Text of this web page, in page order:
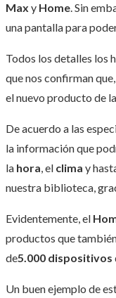
Max y Home. Sin
una pantalla para
Todos los detalles los
que nos confirman
el nuevo producto de la
De acuerdo a las
la información que
la hora, el clima y
nuestra biblioteca,
Evidentemente, el
productos que
de5.000 dispositivos
Un buen ejemplo de